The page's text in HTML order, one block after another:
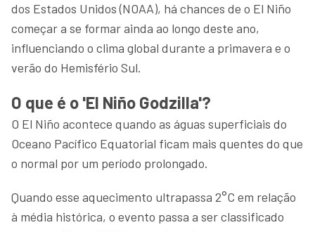
dos Estados Unidos (NOAA), há chances de o El Niño
começar a se formar ainda ao longo deste ano,
influenciando o clima global durante a primavera e o
verão do Hemisfério Sul.
O que é o 'El Niño Godzilla'?
O El Niño acontece quando as águas superficiais do
Oceano Pacífico Equatorial ficam mais quentes do que
o normal por um período prolongado.
Quando esse aquecimento ultrapassa 2°C em relação
à média histórica, o evento passa a ser classificado